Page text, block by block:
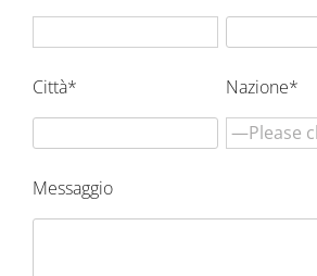
Città* Nazione*
Messaggio